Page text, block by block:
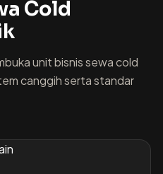
Cold
unit bisnis sewa cold
canggih serta standar